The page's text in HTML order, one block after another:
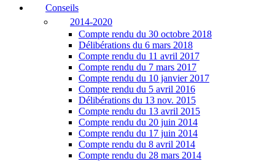
Conseils
2014-2020
Compte rendu du 30 octobre 2018
Délibérations du 6 mars 2018
Compte rendu du 11 avril 2017
Compte rendu du 7 mars 2017
Compte rendu du 10 janvier 2017
Compte rendu du 5 avril 2016
Délibérations du 13 nov. 2015
Compte rendu du 13 avril 2015
Compte rendu du 20 juin 2014
Compte rendu du 17 juin 2014
Compte rendu du 8 avril 2014
Compte rendu du 28 mars 2014